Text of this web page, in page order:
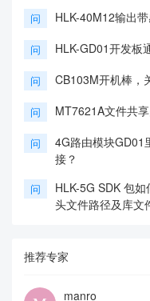
问 HLK-40M12输出带
问 HLK-GD01开发板
问 CB103M开机棒，
问 MT7621A文件共
问
4G路由模块GD01
接？
问
HLK-5G SDK 包
头文件路径及库文
推荐专家
manro